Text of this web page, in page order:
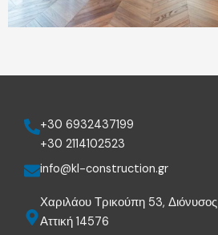
+30 6932437199
+30 2114102523
info@kl-construction.gr
Χαριλάου Τρικούπη 53, Διόνυσος
Αττική 14576